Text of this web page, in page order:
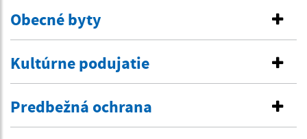
Obecné byty
Kultúrne podujatie
Predbežná ochrana